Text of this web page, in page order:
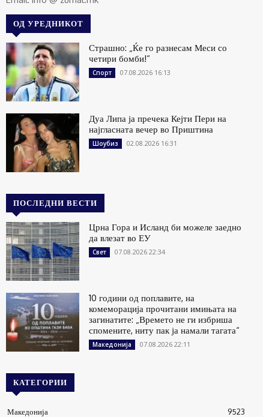
ОД УРЕДНИКОТ
Страшно: „Ќе го разнесам Меси со
четири бомби!“
Спорт 07.08.2026 16:13
Дуа Липа ја пречека Кејти Пери на
најгласната вечер во Приштина
Шоубиз 02.08.2026 16:31
ПОСЛЕДНИ ВЕСТИ
Црна Гора и Исланд би можеле заедно
да влезат во ЕУ
Свет 07.08.2026 22:34
10 години од поплавите, на
комеморација прочитани имињата на
загинатите: „Времето не ги избриша
спомените, ниту пак ја намали тагата“
Македонија 07.08.2026 22:11
КАТЕГОРИИ
Македонија 9523